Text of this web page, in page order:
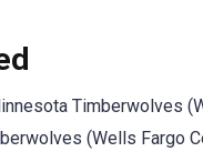
Timberwolves
(Wells Fargo